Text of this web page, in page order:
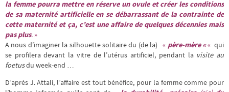
la femme pourra mettre en réserve un ovule et créer les conditions
de sa maternité artificielle en se débarrassant de la contrainte de
cette maternité et ça, c’est une affaire de quelques décennies mais
pas plus. »
A nous d’imaginer la silhouette solitaire du (de la) « père-mère «« qui
se profilera devant la vitre de l’utérus artificiel, pendant la visite au
foetusdu week-end …
D’après J. Attali, l’affaire est tout bénéfice, pour la femme comme pour